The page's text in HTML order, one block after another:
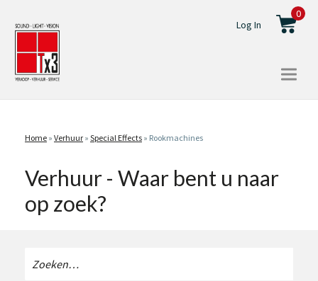
Log In
0
Home » Verhuur » Special Effects » Rookmachines
Verhuur - Waar bent u naar
op zoek?
Zoeken